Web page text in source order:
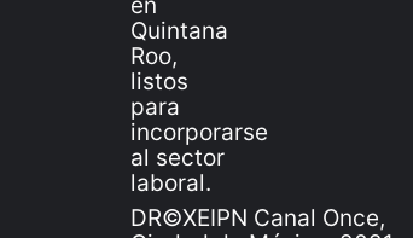
DR©XEIPN Canal Once,